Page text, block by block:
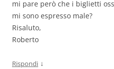
mi pare però che i biglietti
mi sono espresso male?
Risaluto,
Roberto
Rispondi ↓